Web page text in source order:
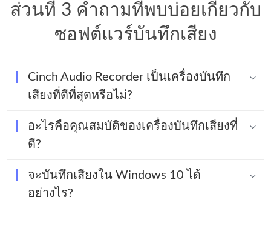
ส่วนที่ 3 คำถามที่พบบ่อยเกี่ยวกับ
ซอฟต์แวร์บันทึกเสียง
Cinch Audio Recorder เป็นเครื่องบันทึก
เสียงที่ดีที่สุดหรือไม่?
อะไรคือคุณสมบัติของเครื่องบันทึกเสียงที่
ดี?
จะบันทึกเสียงใน Windows 10 ได้
อย่างไร?